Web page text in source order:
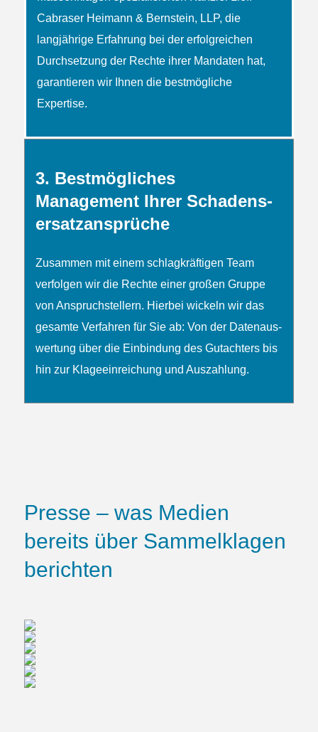
Cabraser Heimann & Bernstein, LLP, die
langjährige Erfahrung bei der erfolgreichen
Durchsetzung der Rechte ihrer Mandaten hat,
garantieren wir Ihnen die bestmögliche
Expertise.
3. Bestmögliches
Management Ihrer Schadens­
ersatz­ansprüche
Zusammen mit einem schlag­kräftigen Team
verfolgen wir die Rechte einer großen Gruppe
von Anspruch­­stellern. Hierbei wickeln wir das
gesamte Verfahren für Sie ab: Von der Daten­­aus­
wertung über die Ein­bindung des Gutachters bis
hin zur Klage­ein­reichung und Auszahlung.
Presse – was Medien
bereits über Sammelklagen
berichten